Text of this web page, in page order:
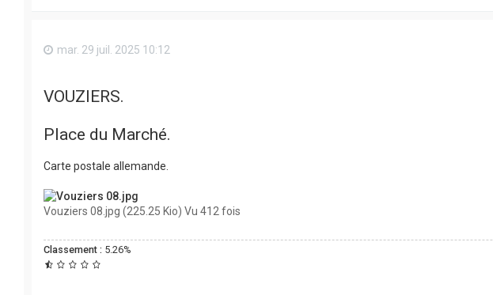
mar. 29 juil. 2025 10:12
VOUZIERS.
Place du Marché.
Carte postale allemande.
Vouziers 08.jpg (225.25 Kio) Vu 412 fois
Classement : 5.26%